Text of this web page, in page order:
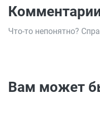
Что-то непонятно?
Вам может